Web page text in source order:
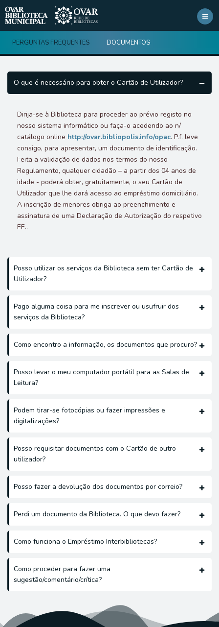
PERGUNTAS FREQUENTES
DOCUMENTOS
O que é necessário para obter o Cartão de Utilizador?
Dirija-se à Biblioteca para proceder ao prévio registo no
nosso sistema informático ou faça-o acedendo ao n/
catálogo online http://ovar.bibliopolis.info/opac. P.f. leve
consigo, para apresentar, um documento de identificação.
Feita a validação de dados nos termos do nosso
Regulamento, qualquer cidadão – a partir dos 04 anos de
idade - poderá obter, gratuitamente, o seu Cartão de
Utilizador que lhe dará acesso ao empréstimo domiciliário.
A inscrição de menores obriga ao preenchimento e
assinatura de uma Declaração de Autorização do respetivo
EE..
Posso utilizar os serviços da Biblioteca sem ter Cartão de
Utilizador?
Pago alguma coisa para me inscrever ou usufruir dos
serviços da Biblioteca?
Como encontro a informação, os documentos que procuro?
Posso levar o meu computador portátil para as Salas de
Leitura?
Podem tirar-se fotocópias ou fazer impressões e
digitalizações?
Posso requisitar documentos com o Cartão de outro
utilizador?
Posso fazer a devolução dos documentos por correio?
Perdi um documento da Biblioteca. O que devo fazer?
Como funciona o Empréstimo Interbibliotecas?
Como proceder para fazer uma
sugestão/comentário/crítica?